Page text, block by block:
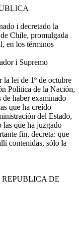
i decretado la
Chile, promulgada
en los términos
i Supremo
lei de 1º de octubre
Política de la Nación,
de haber examinado
que ha creído
del Estado,
que ha juzgado
fin, decreta: que
contenidas, sólo la
DE